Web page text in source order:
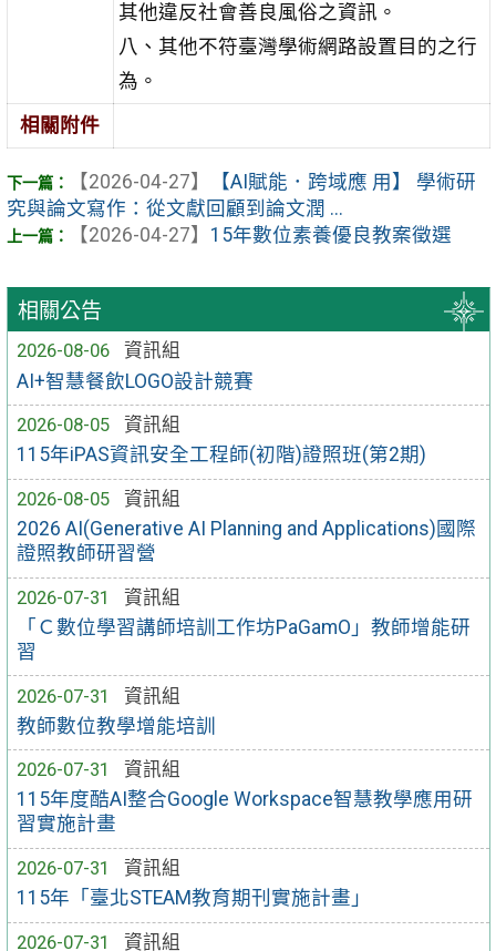
相關公告
2026-08-06
資訊組
AI+智慧餐飲LOGO設計競賽
2026-08-05
資訊組
115年iPAS資訊安全工程師(初階)證照班(第2期)
2026-08-05
資訊組
2026 AI(Generative AI Planning and Applications)國際
證照教師研習營
2026-07-31
資訊組
「Ｃ數位學習講師培訓工作坊PaGamO」教師增能研
習
2026-07-31
資訊組
教師數位教學增能培訓
2026-07-31
資訊組
115年度酷AI整合Google Workspace智慧教學應用研
習實施計畫
2026-07-31
資訊組
115年「臺北STEAM教育期刊實施計畫」
2026-07-31
資訊組
其他違反社會善良風俗之資訊。
八、其他不符臺灣學術網路設置目的之行
為。
相關附件
【2026-04-27】
【AI賦能．跨域應 用】 學術研
究與論文寫作：從文獻回顧到論文潤 ...
【2026-04-27】 15年數位素養優良教案徵選